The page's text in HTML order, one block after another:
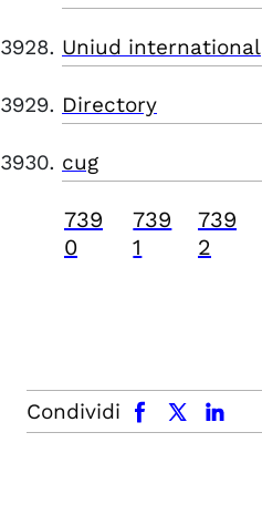
Uniud international
Directory
cug
739
0
739
1
739
2
Condividi
facebook x.com linkedin